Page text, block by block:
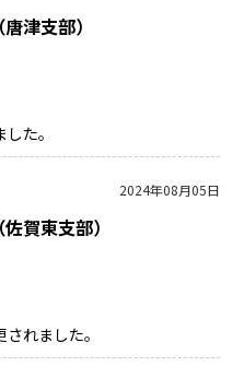
津支部）
た。
2024年08月05日
賀東支部）
ました。